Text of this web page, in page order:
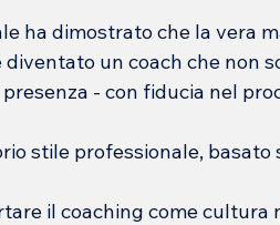
ha dimostrato che la vera
un coach che non
- con fiducia nel
stile professionale, basato
il coaching come cultura